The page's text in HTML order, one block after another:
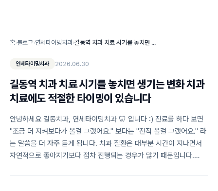
홈›블로그›연세타이밍치과› 길동역 치과 치료 시기를 놓치면 생기는 변화 치과 치료에도 적절한 타이밍이 있습니다
연세타이밍치과 2026.06.30
길동역 치과 치료 시기를 놓치면 생기는 변화 치과
치료에도 적절한 타이밍이 있습니다
안녕하세요 길동치과, 연세타이밍치과 🦷 입니다 :) 진료를 하다 보면
"조금 더 지켜보다가 올걸 그랬어요." 보다는 "진작 올걸 그랬어요." 라
는 말씀을 더 자주 듣게 됩니다. 치과 질환은 대부분 시간이 지나면서
자연적으로 좋아지기보다 점차 진행되는 경우가 많기 때문입니다.…